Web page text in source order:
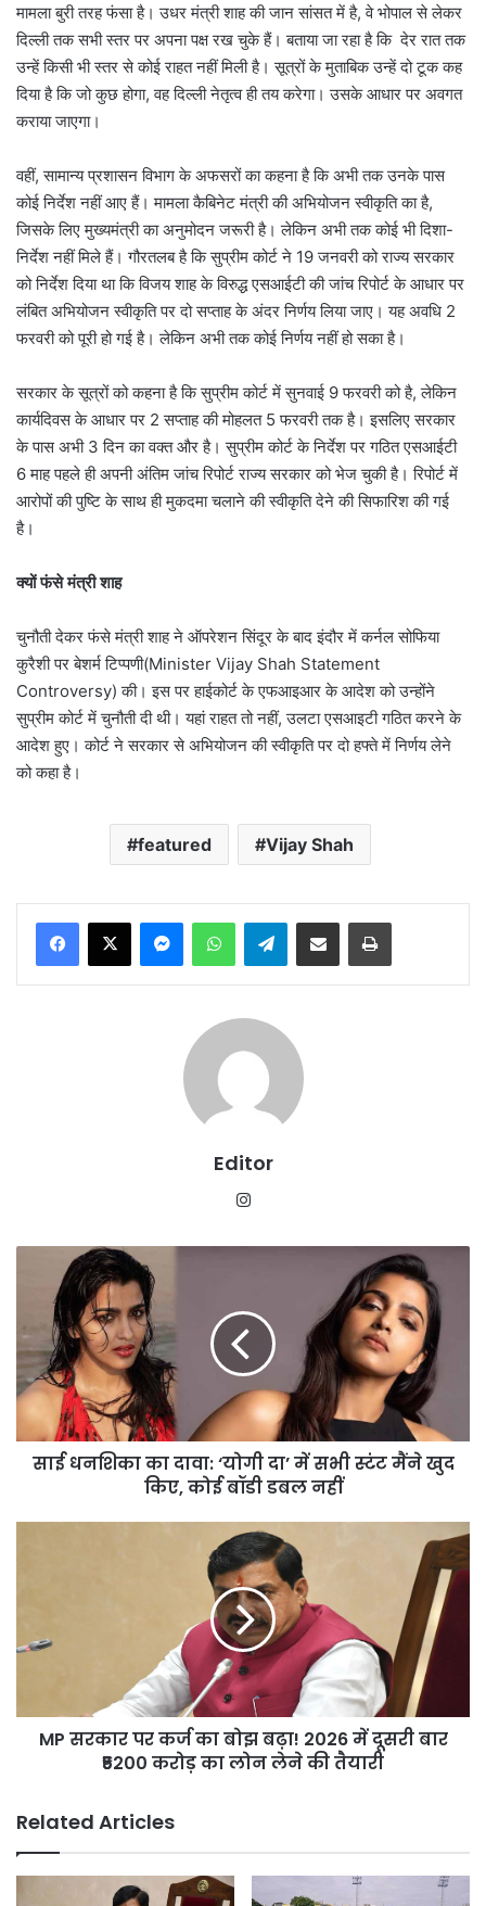
मामला बुरी तरह फंसा है। उधर मंत्री शाह की जान सांसत में है, वे भोपाल से लेकर
दिल्ली तक सभी स्तर पर अपना पक्ष रख चुके हैं। बताया जा रहा है कि देर रात तक
उन्हें किसी भी स्तर से कोई राहत नहीं मिली है। सूत्रों के मुताबिक उन्हें दो टूक कह
दिया है कि जो कुछ होगा, वह दिल्ली नेतृत्व ही तय करेगा। उसके आधार पर अवगत
कराया जाएगा।
वहीं, सामान्य प्रशासन विभाग के अफसरों का कहना है कि अभी तक उनके पास
कोई निर्देश नहीं आए हैं। मामला कैबिनेट मंत्री की अभियोजन स्वीकृति का है,
जिसके लिए मुख्यमंत्री का अनुमोदन जरूरी है। लेकिन अभी तक कोई भी दिशा-
निर्देश नहीं मिले हैं। गौरतलब है कि सुप्रीम कोर्ट ने 19 जनवरी को राज्य सरकार
को निर्देश दिया था कि विजय शाह के विरुद्ध एसआईटी की जांच रिपोर्ट के आधार पर
लंबित अभियोजन स्वीकृति पर दो सप्ताह के अंदर निर्णय लिया जाए। यह अवधि 2
फरवरी को पूरी हो गई है। लेकिन अभी तक कोई निर्णय नहीं हो सका है।
सरकार के सूत्रों को कहना है कि सुप्रीम कोर्ट में सुनवाई 9 फरवरी को है, लेकिन
कार्यदिवस के आधार पर 2 सप्ताह की मोहलत 5 फरवरी तक है। इसलिए सरकार
के पास अभी 3 दिन का वक्त और है। सुप्रीम कोर्ट के निर्देश पर गठित एसआईटी
6 माह पहले ही अपनी अंतिम जांच रिपोर्ट राज्य सरकार को भेज चुकी है। रिपोर्ट में
आरोपों की पुष्टि के साथ ही मुकदमा चलाने की स्वीकृति देने की सिफारिश की गई
है।
क्यों फंसे मंत्री शाह
चुनौती देकर फंसे मंत्री शाह ने ऑपरेशन सिंदूर के बाद इंदौर में कर्नल सोफिया
कुरैशी पर बेशर्म टिप्पणी(Minister Vijay Shah Statement
Controversy) की। इस पर हाईकोर्ट के एफआइआर के आदेश को उन्होंने
सुप्रीम कोर्ट में चुनौती दी थी। यहां राहत तो नहीं, उलटा एसआइटी गठित करने के
आदेश हुए। कोर्ट ने सरकार से अभियोजन की स्वीकृति पर दो हफ्ते में निर्णय लेने
को कहा है।
featured Vijay Shah
MessengerWhatsAppTelegramShare via Email Print
Editor
दावा:
‘योगी
दा’
में
सभी
स्टंट
साई धनशिका का दावा: ‘योगी दा’ में सभी स्टंट मैंने खुद
किए, कोई बॉडी डबल नहीं
का
बोझ
में
दूसरी
का
लोन
लेने
MP सरकार पर कर्ज का बोझ बढ़ा! 2026 में दूसरी बार
₹5200 करोड़ का लोन लेने की तैयारी
Related Articles